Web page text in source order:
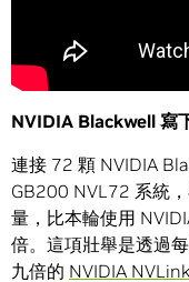
NVIDIA Blackwell寫
連接 72 顆 NVIDIA
GB200 NVL72 系統
量，比本輪使用
倍。這項壯舉是透過
九倍的 NVIDIA NVLink